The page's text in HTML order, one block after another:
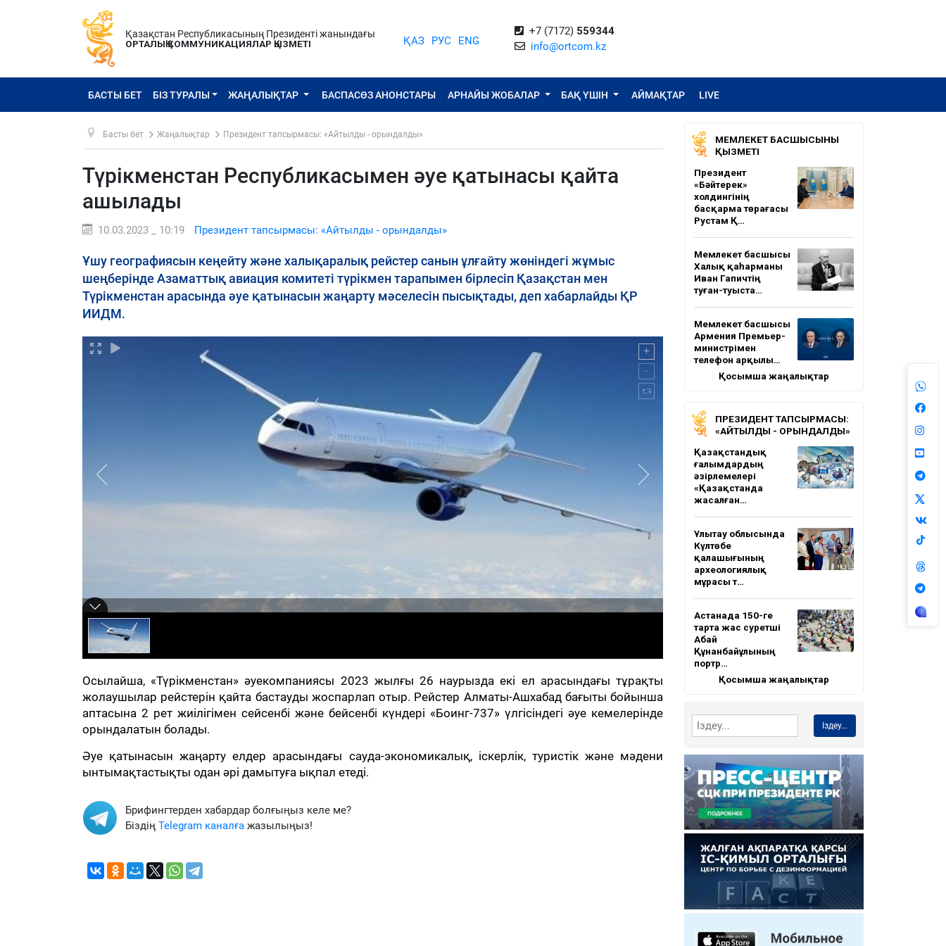
Қазақстан Республикасының Президенті жанындағы
ОРТАЛЫҚ КОММУНИКАЦИЯЛАР ҚЫЗМЕТІ
ҚАЗ РУС ENG
+7 (7172) 559344
info@ortcom.kz
БАСТЫ БЕТ БІЗ ТУРАЛЫ ЖАҢАЛЫҚТАР БАСПАСӨЗ АНОНСТАРЫ АРНАЙЫ ЖОБАЛАР БАҚ ҮШІН АЙМАҚТАР LIVE
Басты бет Жаңалықтар Президент тапсырмасы: «Айтылды - орындалды»
Түрікменстан Республикасымен әуе қатынасы қайта
ашылады
10.03.2023 _ 10:19 Президент тапсырмасы: «Айтылды - орындалды»
Ұшу географиясын кеңейту және халықаралық рейстер санын ұлғайту жөніндегі жұмыс
шеңберінде Азаматтық авиация комитеті түрікмен тарапымен бірлесіп Қазақстан мен
Түрікменстан арасында әуе қатынасын жаңарту мәселесін пысықтады, деп хабарлайды ҚР
ИИДМ.
Осылайша, «Түрікменстан» әуекомпаниясы 2023 жылғы 26 наурызда екі ел арасындағы тұрақты
жолаушылар рейстерін қайта бастауды жоспарлап отыр. Рейстер Алматы-Ашхабад бағыты бойынша
аптасына 2 рет жиілігімен сейсенбі және бейсенбі күндері «Боинг-737» үлгісіндегі әуе кемелерінде
орындалатын болады.
Әуе қатынасын жаңарту елдер арасындағы сауда-экономикалық, іскерлік, туристік және мәдени
ынтымақтастықты одан әрі дамытуға ықпал етеді.
Брифингтерден хабардар болғыңыз келе ме?
Біздің Telegram каналға жазылыңыз!
МЕМЛЕКЕТ БАСШЫСЫНЫҢ
ҚЫЗМЕТІ
Президент
«Бәйтерек»
холдингінің
басқарма төрағасы
Рустам Қ…
Мемлекет басшысы
Халық қаһарманы
Иван Гапичтің
туған-туыста…
Мемлекет басшысы
Армения Премьер-
министрімен
телефон арқылы…
Қосымша жаңалықтар
ПРЕЗИДЕНТ ТАПСЫРМАСЫ:
«АЙТЫЛДЫ - ОРЫНДАЛДЫ»
Қазақстандық
ғалымдардың
әзірлемелері
«Қазақстанда
жасалған…
Ұлытау облысында
Күлтөбе
қалашығының
археологиялық
мұрасы т…
Астанада 150-ге
тарта жас суретші
Абай
Құнанбайұлының
портр…
Қосымша жаңалықтар
Іздеу...